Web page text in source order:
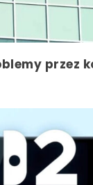
przez